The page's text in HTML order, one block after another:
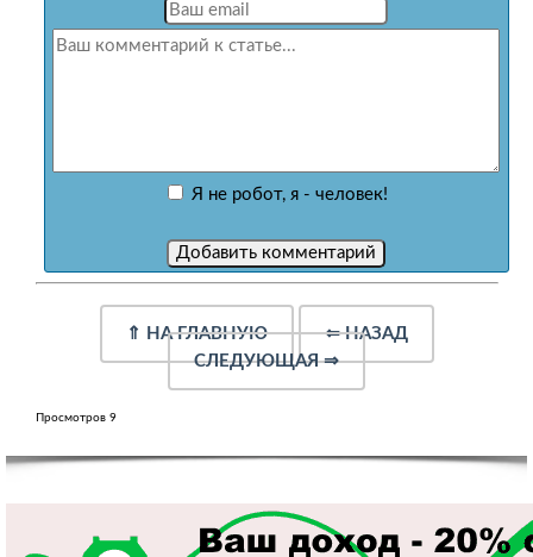
Я не робот, я - человек!
⇑ НА ГЛАВНУЮ ⇐НАЗАД
СЛЕДУЮЩАЯ⇒
Просмотров 9